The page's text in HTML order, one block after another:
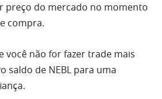
preço do mercado no momento
compra.
você não for fazer trade mais
saldo de NEBL para uma